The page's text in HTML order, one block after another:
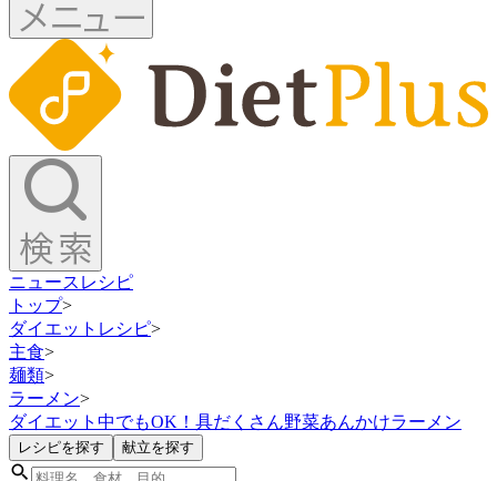
ニュース レシピ
トップ>
ダイエットレシピ>
主食>
麺類>
ラーメン>
ダイエット中でもOK！具だくさん野菜あんかけラーメン
レシピを探す 献立を探す